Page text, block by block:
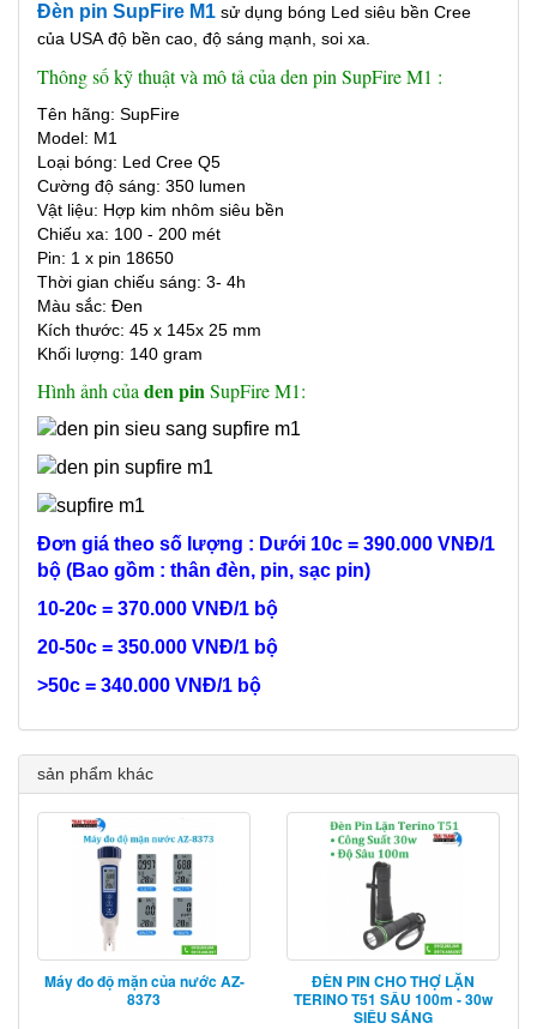
Đèn pin SupFire M1 sử dụng bóng Led siêu bền Cree
của USA độ bền cao, độ sáng mạnh, soi xa.
Thông số kỹ thuật và mô tả của den pin SupFire M1 :
Tên hãng: SupFire
Model: M1
Loại bóng: Led Cree Q5
Cường độ sáng: 350 lumen
Vật liệu: Hợp kim nhôm siêu bền
Chiếu xa: 100 - 200 mét
Pin: 1 x pin 18650
Thời gian chiếu sáng: 3- 4h
Màu sắc: Đen
Kích thước: 45 x 145x 25 mm
Khối lượng: 140 gram
Hình ảnh của den pinSupFire M1:
Đơn giá theo số lượng : Dưới 10c = 390.000 VNĐ/1
bộ (Bao gồm : thân đèn, pin, sạc pin)
10-20c = 370.000 VNĐ/1 bộ
20-50c = 350.000 VNĐ/1 bộ
>50c = 340.000 VNĐ/1 bộ
sản phẩm khác
Máy đo độ mặn của nước AZ-
8373
ĐÈN PIN CHO THỢ LẶN
TERINO T51 SÂU 100m - 30w
SIÊU SÁNG